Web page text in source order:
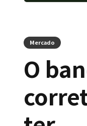
Mercado
O